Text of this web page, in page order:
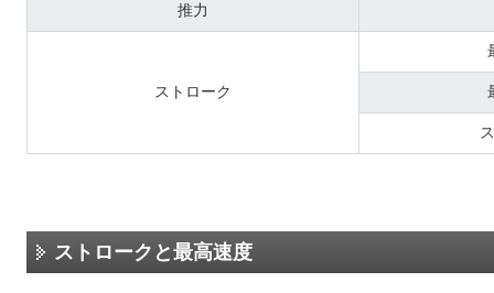
推力
ストローク
ストロークと最高速度